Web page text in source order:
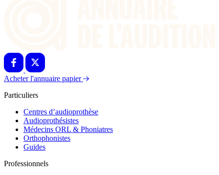
Acheter l'annuaire papier
Particuliers
Centres d’audioprothèse
Audioprothésistes
Médecins ORL & Phoniatres
Orthophonistes
Guides
Professionnels